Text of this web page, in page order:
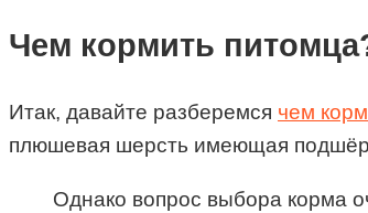
Чем кормить
Итак, давайте разберемся чем
плюшевая шерсть имеющая
Однако вопрос выбора корма